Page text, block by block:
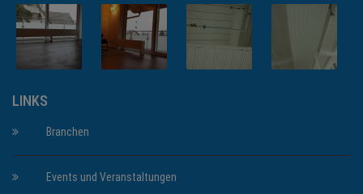
LINKS
Branchen
Events und Veranstaltungen